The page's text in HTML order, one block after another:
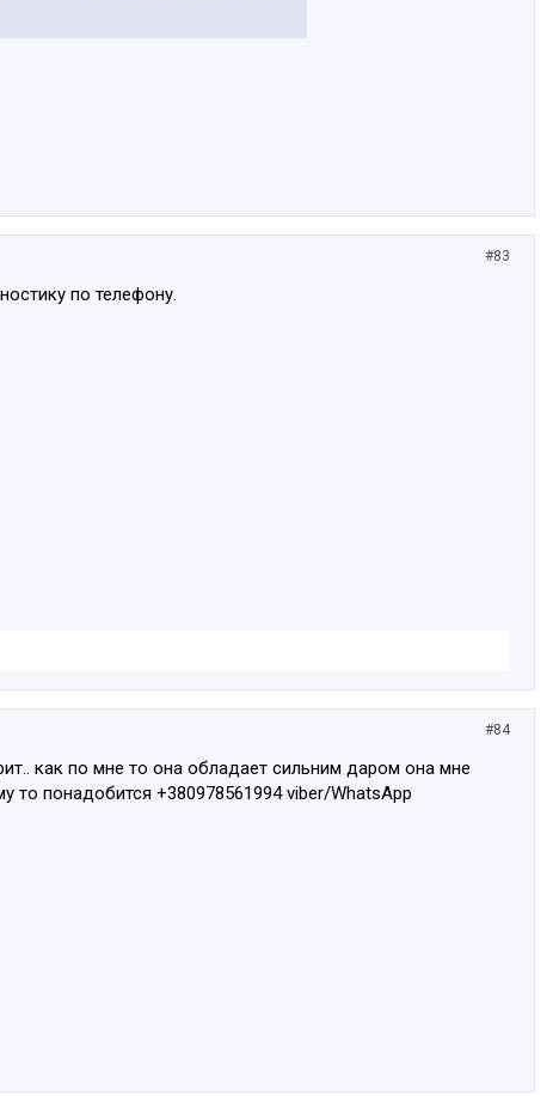
#83
по телефону.
#84
как по мне то она обладает сильним даром она мне
понадобится +380978561994 viber/WhatsApp